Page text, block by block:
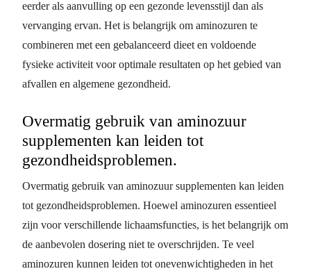
eerder als aanvulling op een gezonde levensstijl dan als
vervanging ervan. Het is belangrijk om aminozuren te
combineren met een gebalanceerd dieet en voldoende
fysieke activiteit voor optimale resultaten op het gebied van
afvallen en algemene gezondheid.
Overmatig gebruik van aminozuur
supplementen kan leiden tot
gezondheidsproblemen.
Overmatig gebruik van aminozuur supplementen kan leiden
tot gezondheidsproblemen. Hoewel aminozuren essentieel
zijn voor verschillende lichaamsfuncties, is het belangrijk om
de aanbevolen dosering niet te overschrijden. Te veel
aminozuren kunnen leiden tot onevenwichtigheden in het